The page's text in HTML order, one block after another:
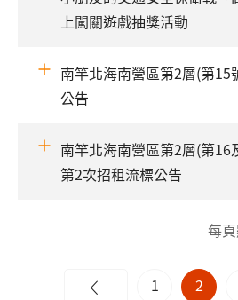
上闖關遊戲抽獎活動
南竿北海南營區第2層(第15
公告
南竿北海南營區第2層(第16
第2次招租流標公告
每
1 2